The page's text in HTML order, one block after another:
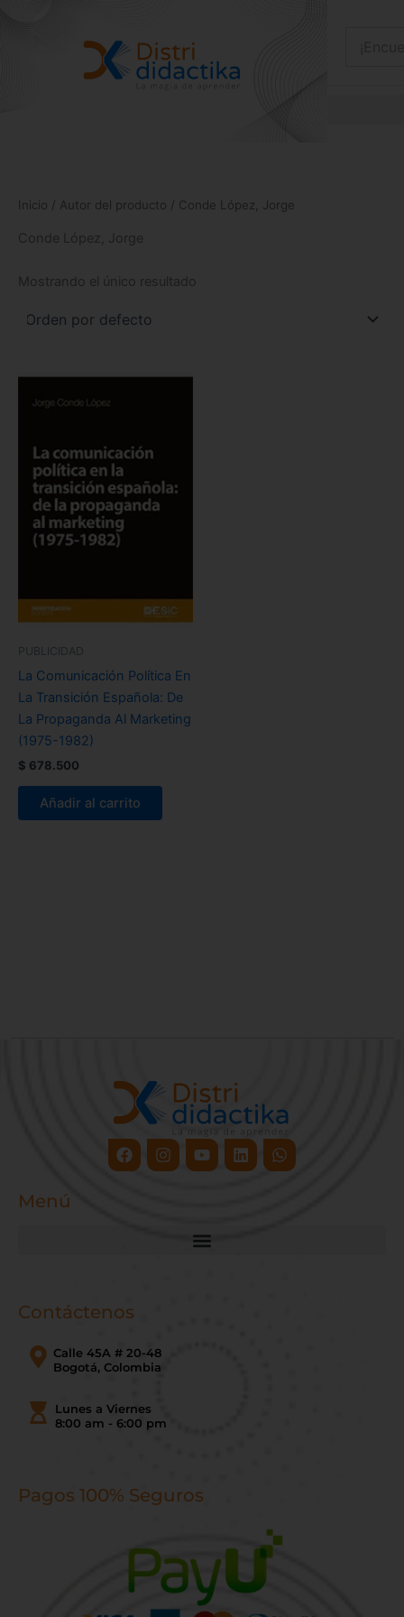
Inicio / Autor del producto / Conde López, Jorge
Conde López, Jorge
Mostrando el único resultado
PUBLICIDAD
La Comunicación Política En
La Transición Española: De
La Propaganda Al Marketing
(1975-1982)
$ 678.500
Añadir al carrito
FacebookInstagram
YoutubeLinkedinWhatsapp
Menú
Contáctenos
Calle 45A # 20-48
Bogotá, Colombia
Lunes a Viernes
8:00 am - 6:00 pm
Pagos 100% Seguros